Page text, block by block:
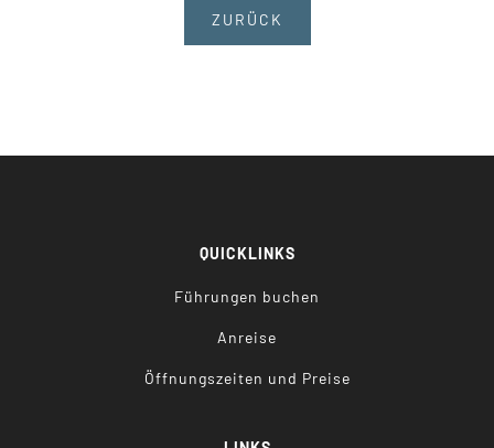
ZURÜCK
QUICKLINKS
Führungen buchen
Anreise
Öffnungszeiten und Preise